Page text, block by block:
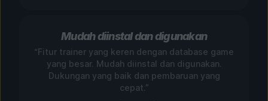
Mudah diinstal dan digunakan
“Fitur trainer yang keren dengan database game
yang besar. Mudah diinstal dan digunakan.
Dukungan yang baik dan pembaruan yang
cepat.”